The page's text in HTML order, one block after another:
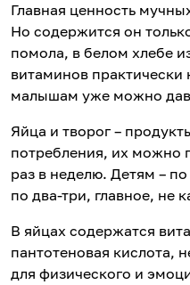
Главная ценность
Но содержится он
помола, в белом хлебе
витаминов практически
малышам уже можно
Яйца и творог –
потребления, их можно
раз в неделю. Детям –
по два-три, главное, не
В яйцах содержатся
пантотеновая кислота,
для физического и